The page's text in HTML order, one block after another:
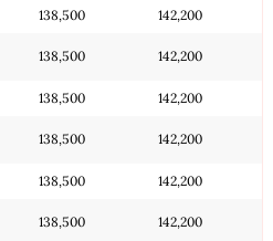
138,500 142,200
138,500 142,200
138,500 142,200
138,500 142,200
138,500 142,200
138,500 142,200